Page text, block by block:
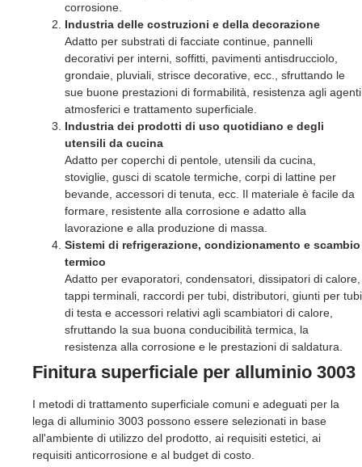
corrosione.
Industria delle costruzioni e della decorazione
Adatto per substrati di facciate continue, pannelli
decorativi per interni, soffitti, pavimenti antisdrucciolo,
grondaie, pluviali, strisce decorative, ecc., sfruttando le
sue buone prestazioni di formabilità, resistenza agli agenti
atmosferici e trattamento superficiale.
Industria dei prodotti di uso quotidiano e degli
utensili da cucina
Adatto per coperchi di pentole, utensili da cucina,
stoviglie, gusci di scatole termiche, corpi di lattine per
bevande, accessori di tenuta, ecc. Il materiale è facile da
formare, resistente alla corrosione e adatto alla
lavorazione e alla produzione di massa.
Sistemi di refrigerazione, condizionamento e scambio
termico
Adatto per evaporatori, condensatori, dissipatori di calore,
tappi terminali, raccordi per tubi, distributori, giunti per tubi
di testa e accessori relativi agli scambiatori di calore,
sfruttando la sua buona conducibilità termica, la
resistenza alla corrosione e le prestazioni di saldatura.
Finitura superficiale per alluminio 3003
I metodi di trattamento superficiale comuni e adeguati per la
lega di alluminio 3003 possono essere selezionati in base
all'ambiente di utilizzo del prodotto, ai requisiti estetici, ai
requisiti anticorrosione e al budget di costo.